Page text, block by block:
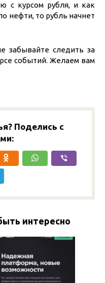
с курсом рубля, и как
нефти, то рубль начнет
забывайте следить за
событий. Желаем вам
Поделись с
интересно